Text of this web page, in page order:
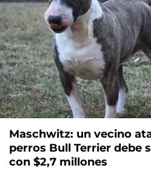
Maschwitz: un vecino
perros Bull Terrier debe
con $2,7 millones